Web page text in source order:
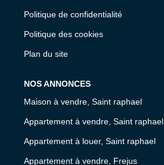
Politique de confidentialité
Politique des cookies
Plan du site
NOS ANNONCES
Maison à vendre, Saint raphael
Appartement à vendre, Saint raphael
Appartement à louer, Saint raphael
Appartement à vendre, Frejus